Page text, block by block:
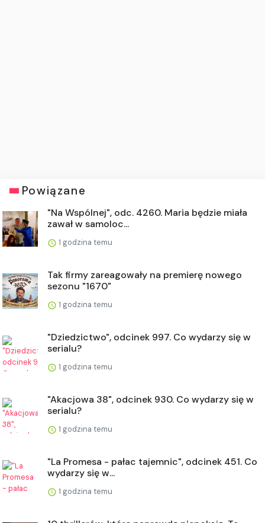
Powiązane
"Na Wspólnej", odc. 4260. Maria będzie miała
zawał w samoloc...
1 godzina temu
Tak firmy zareagowały na premierę nowego
sezonu "1670"
1 godzina temu
"Dziedzictwo", odcinek 997. Co wydarzy się w
serialu?
1 godzina temu
"Akacjowa 38", odcinek 930. Co wydarzy się w
serialu?
1 godzina temu
"La Promesa - pałac tajemnic", odcinek 451. Co
wydarzy się w...
1 godzina temu